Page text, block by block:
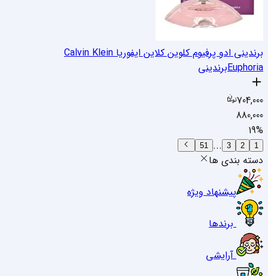
برندینی ادو پرفیوم کلوين کلاين ایفوریا Calvin Klein
Euphoriaبرندینی
704,000
880,000
19%
1
2
3
...
51
دسته بندی ها
پیشنهاد ویژه
برندها
آرایشی